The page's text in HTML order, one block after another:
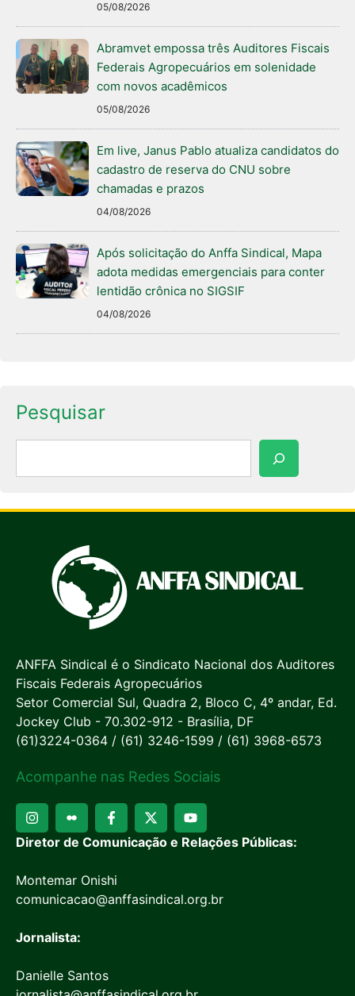
05/08/2026
Abramvet empossa três Auditores Fiscais
Federais Agropecuários em solenidade
com novos acadêmicos
05/08/2026
Em live, Janus Pablo atualiza candidatos do
cadastro de reserva do CNU sobre
chamadas e prazos
04/08/2026
Após solicitação do Anffa Sindical, Mapa
adota medidas emergenciais para conter
lentidão crônica no SIGSIF
04/08/2026
Pesquisar
ANFFA Sindical é o Sindicato Nacional dos Auditores
Fiscais Federais Agropecuários
Setor Comercial Sul, Quadra 2, Bloco C, 4º andar, Ed.
Jockey Club - 70.302-912 - Brasília, DF
(61)3224-0364 / (61) 3246-1599 / (61) 3968-6573
Acompanhe nas Redes Sociais
Diretor de Comunicação e Relações Públicas:
Montemar Onishi
comunicacao@anffasindical.org.br
Jornalista:
Danielle Santos